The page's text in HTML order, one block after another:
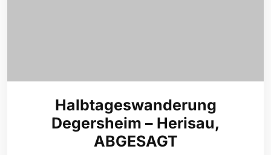
Halbtageswanderung
Degersheim – Herisau,
ABGESAGT